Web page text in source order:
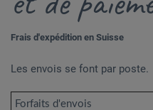
Frais d'expédition en Suisse
Les envois se font par poste.
Forfaits d'envois